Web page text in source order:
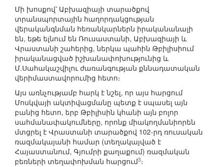
Մի խոսքով՝ Աբխազիայի տարածքով
տրանսպորտային հաղորդակցության
վերականգնման հեռանկարներն իրականանալի
են, եթե ելնում են Ռուսաստանի, Աբխազիայի և
Վրաստանի շահերից, ներկա պահին Թբիլիսիում
իրականացված իշխանափոխությունից և
Մ.Սահակաշվիլու ժառանգության քննադատական
վերիմաստավորումից հետո։
Այս առնչությամբ հարկ է նշել, որ այս հարցում
Մոսկվայի ակտիվացմանը պետք է սպասել այն
բանից հետո, երբ Թբիլիսին կհանի այն բոլոր
սահմանափակումները, որոնք միակողմանիորեն
մտցրել է Վրաստանի տարածքով 102-րդ ռուսական
ռազմակայանի համար (տեղակայված է
Հայաստանում, Գյումրի քաղաքում) ռազմական
բեռների տեղափոխման հարցում3։